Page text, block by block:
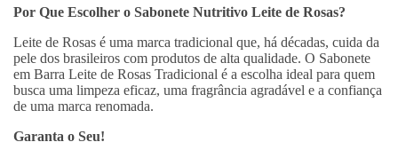
Por Que Escolher o Sabonete Nutritivo Leite de Rosas?
Leite de Rosas é uma marca tradicional que, há décadas, cuida da
pele dos brasileiros com produtos de alta qualidade. O Sabonete
em Barra Leite de Rosas Tradicional é a escolha ideal para quem
busca uma limpeza eficaz, uma fragrância agradável e a confiança
de uma marca renomada.
Garanta o Seu!